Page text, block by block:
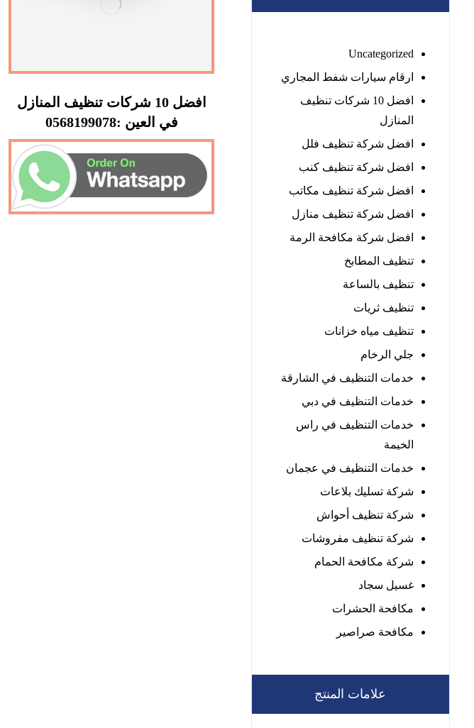
افضل 10 شركات تنظيف المنازل
في العين :0568199078
Uncategorized
ارقام سيارات شفط المجاري
افضل 10 شركات تنظيف
المنازل
افضل شركة تنظيف فلل
افضل شركة تنظيف كنب
افضل شركة تنظيف مكاتب
افضل شركة تنظيف منازل
افضل شركة مكافحة الرمة
تنظيف المطابخ
تنظيف بالساعة
تنظيف ثريات
تنظيف مياه خزانات
جلي الرخام
خدمات التنظيف في الشارقة
خدمات التنظيف في دبي
خدمات التنظيف في راس
الخيمة
خدمات التنظيف في عجمان
شركة تسليك بلاعات
شركة تنظيف أحواش
شركة تنظيف مفروشات
شركة مكافحة الحمام
غسيل سجاد
مكافحة الحشرات
مكافحة صراصير
علامات المنتج